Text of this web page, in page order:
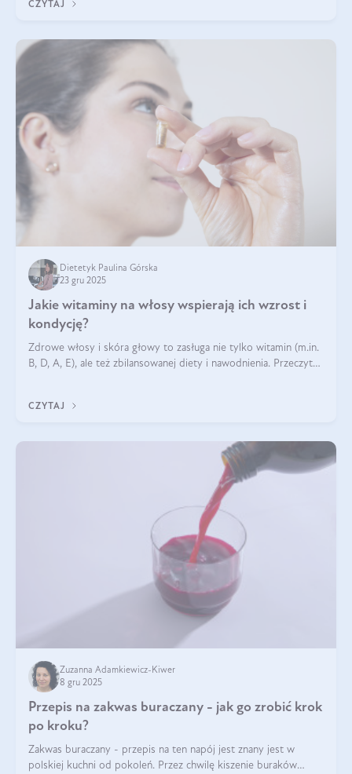
CZYTAJ
Dietetyk Paulina Górska
23 gru 2025
Jakie witaminy na włosy wspierają ich wzrost i
kondycję?
Zdrowe włosy i skóra głowy to zasługa nie tylko witamin (m.in.
B, D, A, E), ale też zbilansowanej diety i nawodnienia. Przeczytaj
CZYTAJ
Zuzanna Adamkiewicz-Kiwer
8 gru 2025
Przepis na zakwas buraczany - jak go zrobić krok
po kroku?
Zakwas buraczany - przepis na ten napój jest znany jest w
polskiej kuchni od pokoleń. Przez chwilę kiszenie buraków